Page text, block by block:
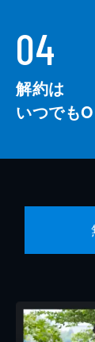
04
解約は
いつでも